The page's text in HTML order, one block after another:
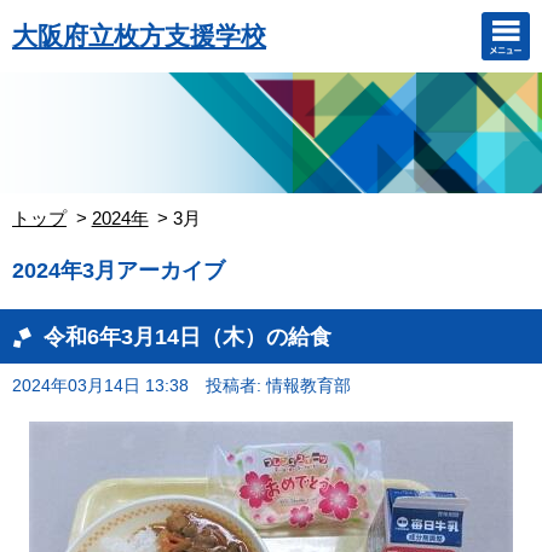
大阪府立枚方支援学校
トップ 2024年 3月
2024年3月アーカイブ
令和6年3月14日（木）の給食
2024年03月14日 13:38 投稿者: 情報教育部